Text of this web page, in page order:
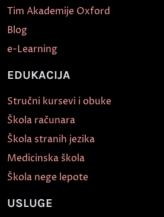
Tim Akademije Oxford
Blog
e-Learning
EDUKACIJA
Stručni kursevi i obuke
Škola računara
Škola stranih jezika
Medicinska škola
Škola nege lepote
USLUGE